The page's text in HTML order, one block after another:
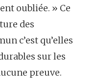
oubliée. » Ce
des
c’est qu’elles
sur les
preuve.